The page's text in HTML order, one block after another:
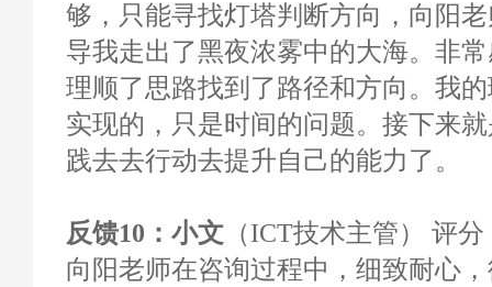
够，只能寻找灯塔判断方向，向阳
导我走出了黑夜浓雾中的大海。非
理顺了思路找到了路径和方向。我
实现的，只是时间的问题。接下来
践去去行动去提升自己的能力了。
反馈10：小文 （ICT技术主管） 评分
向阳老师在咨询过程中，细致耐心